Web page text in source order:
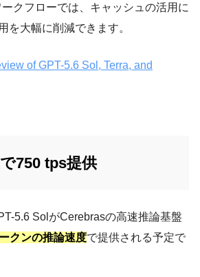
クフローでは、キャッシュの活用に
を大幅に削減できます。
of GPT-5.6 Sol, Terra, and
750 tps提供
5.6 SolがCerebrasの高速推論基盤
クンの推論速度で提供される予定で